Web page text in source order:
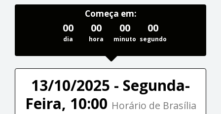
Começa em:
00
dia
00
hora
00
minuto
00
segundo
13/10/2025 - Segunda-
Feira, 10:00 Horário de Brasília